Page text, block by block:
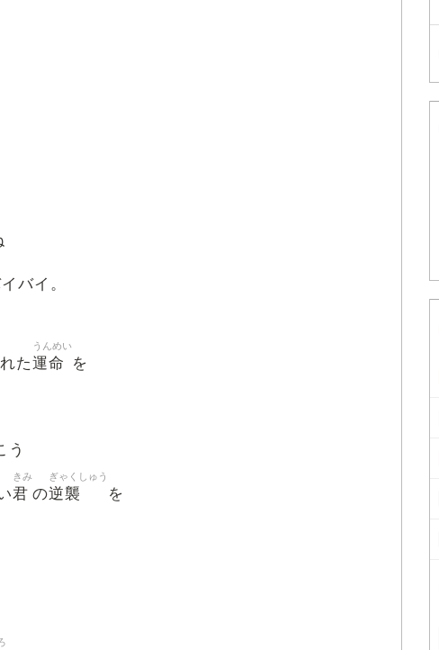
バイ。
た運命
うんめい
を
う
君
きみ
の逆襲
ぎゃくしゅう
を